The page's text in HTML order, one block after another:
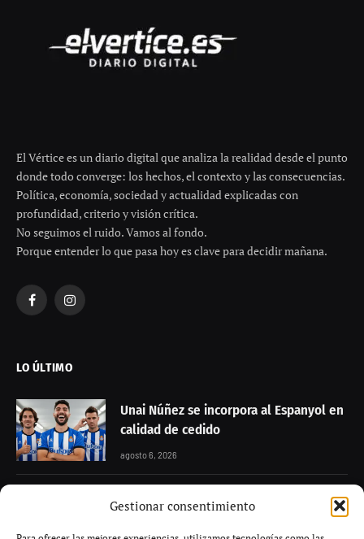
Gestionar consentimiento
El Vértice es un diario digital que analiza la realidad desde el punto
donde todo converge: los hechos, el contexto y las consecuencias.
Política, economía, sociedad y actualidad explicadas con
profundidad, criterio y visión crítica.
No seguimos el ruido. Vamos al fondo.
Porque entender lo que pasa hoy es clave para decidir mañana.
FacebookInstagram
LO ÚLTIMO
Unai Núñez se incorpora al Espanyol en
calidad de cedido
agosto 6, 2026
Granada negocia con Alberto Flores